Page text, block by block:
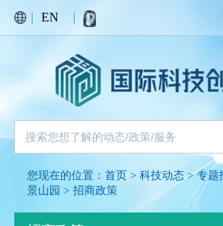
| EN |
您现在的位置：首页 >科技动态>专题
景山园 >招商政策